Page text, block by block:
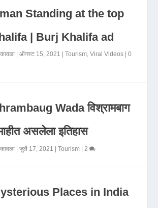
Standing at the top
| Burj Khalifa ad
|ऑगस्ट 15, 2021 |Tourism ,Viral Videos |0
Wada विश्रामबाग
असलेला इतिहास
|जुलै 17, 2021 |Tourism | 2
Places in India